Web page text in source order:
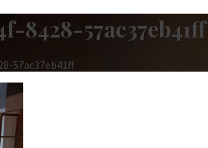
8428-57ac37eb41ff
57ac37eb41ff